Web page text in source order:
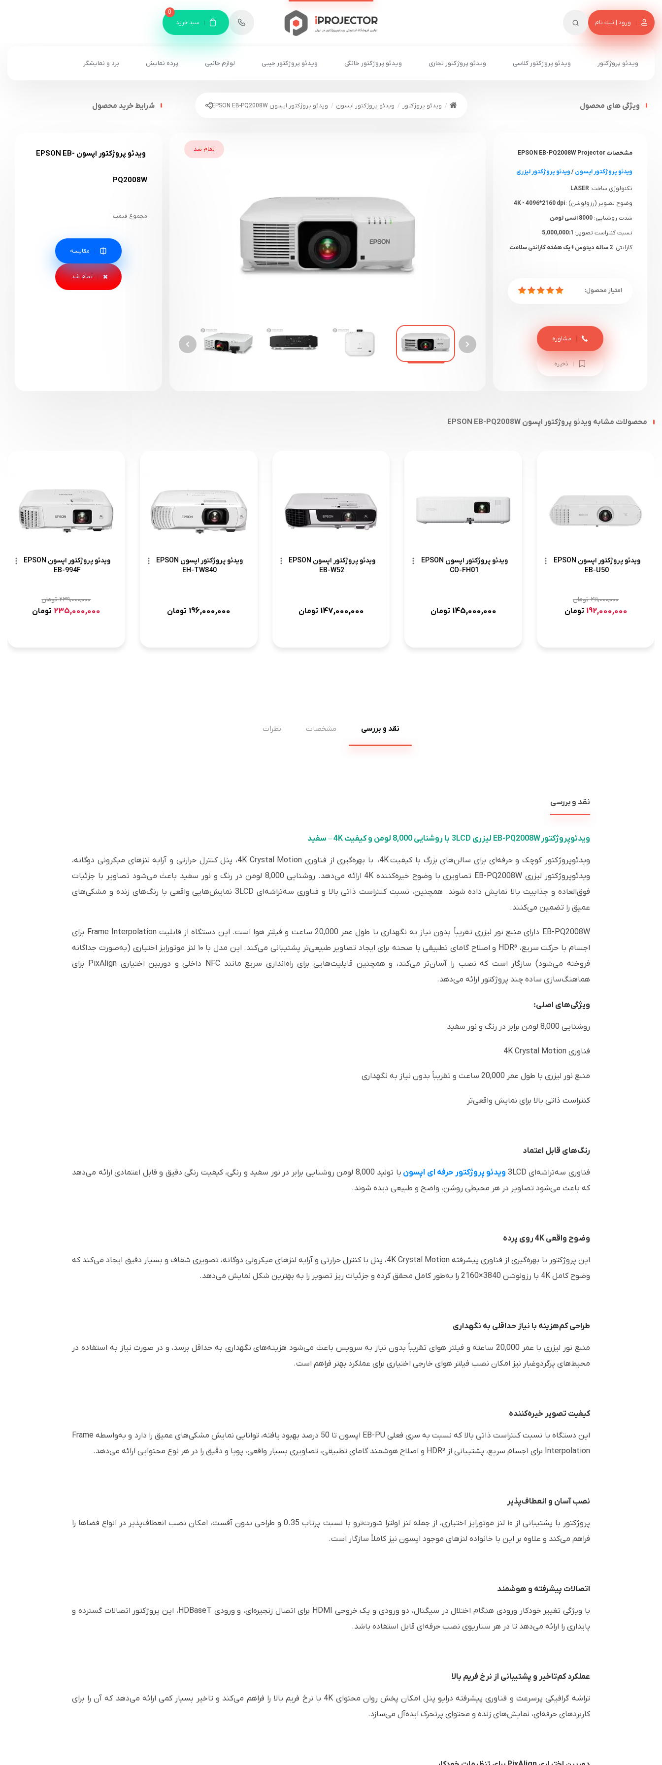
ورود | ثبت نام
8
سبد خرید
0
ویدئو پروژکتور ویدئو پروژکتور کلاسی ویدئو پروژکتور تجاری ویدئو پروژکتور خانگی ویدئو پروژکتور جیبی لوازم جانبی پرده نمایش برد و نمایشگر
ویدئو پروژکتور ویدئو پروژکتور اپسون ویدئو پروژکتور اپسون EPSON EB-PQ2008W
تمام شد
شرایط خرید محصول
ویدئو پروژکتور اپسون EPSON EB-
PQ2008W
مجموع قیمت
مقایسه
ویژگی های محصول
مشخصات EPSON EB-PQ2008W Projector
ویدئو پروژکتور اپسون/ویدئو پروژکتور لیزری
تکنولوژی ساخت: LASER
وضوح تصویر (رزولوشن) :
شدت روشنایی: 8000 انسی لومن
نسبت کنتراست تصویر:
گارانتی:
ذخیره
مشاوره
محصولات مشابه ویدئو پروژکتور اپسون EPSON EB-PQ2008W
ویدئو پروژکتور اپسون EPSON
EB-U50
211,000,000تومان
192,000,000 تومان
ویدئو پروژکتور اپسون EPSON
CO-FH01
145,000,000 تومان
ویدئو پروژکتور اپسون EPSON
EB-W52
147,000,000 تومان
ویدئو پروژکتور اپسون EPSON
EH-TW840
196,000,000 تومان
ویدئو پروژکتور اپسون EPSON
EB-994F
239,000,000تومان
235,000,000 تومان
نقد و بررسی مشخصات نظرات
نقد و بررسی
ویدئوپروژکتور EB-PQ2008W لیزری 3LCD با روشنایی 8,000 لومن و کیفیت 4K – سفید
ویدئوپروژکتور کوچک و حرفه‌ای برای سالن‌های بزرگ با کیفیت4K،
با بهره‌گیری از فناوری 4K Crystal Motion، پنل کنترل حرارتی و آرایه لنزهای میکرونی دوگانه،
ویدئوپروژکتور لیزری EB-PQ2008W تصاویری با وضوح خیره‌کننده 4K ارائه می‌دهد. روشنایی 8,000 لومن در رنگ و نور سفید باعث می‌شود تصاویر با جزئیات
فوق‌العاده و جذابیت بالا نمایش داده شوند. همچنین، نسبت کنتراست ذاتی بالا و فناوری سه‌تراشه‌ای 3LCD نمایش‌هایی واقعی با رنگ‌های زنده و مشکی‌های
عمیق را تضمین می‌کنند.
EB-PQ2008W دارای منبع نور لیزری تقریباً بدون نیاز به نگهداری با طول عمر 20,000 ساعت و فیلتر هوا است. این دستگاه از قابلیت Frame Interpolation برای
اجسام با حرکت سریع، HDR³ و اصلاح گامای تطبیقی با صحنه برای ایجاد تصاویر طبیعی‌تر پشتیبانی می‌کند. این مدل با ۱۰ لنز موتورایز اختیاری (به‌صورت جداگانه
فروخته می‌شود) سازگار است که نصب را آسان‌تر می‌کند، و همچنین قابلیت‌هایی برای راه‌اندازی سریع مانند NFC داخلی و دوربین اختیاری PixAlign برای
هماهنگ‌سازی ساده چند پروژکتور ارائه می‌دهد.
ویژگی‌های اصلی:
روشنایی 8,000 لومن برابر در رنگ و نور سفید
فناوری 4K Crystal Motion
منبع نور لیزری با طول عمر 20,000 ساعت و تقریباً بدون نیاز به نگهداری
کنتراست ذاتی بالا برای نمایش واقعی‌تر
رنگ‌های قابل اعتماد
فناوری سه‌تراشه‌ای 3LCD ویدئو پروژکتور حرفه ای اپسون
با تولید 8,000 لومن روشنایی برابر در نور سفید و رنگی، کیفیت رنگی دقیق و قابل اعتمادی ارائه می‌دهد
که باعث می‌شود تصاویر در هر محیطی روشن، واضح و طبیعی دیده شوند.
وضوح واقعی 4K روی پرده
این پروژکتور با بهره‌گیری از فناوری پیشرفته 4K Crystal Motion، پنل با کنترل حرارتی و آرایه لنزهای میکرونی دوگانه، تصویری شفاف و بسیار دقیق ایجاد می‌کند که
وضوح کامل 4K با رزولوشن 3840×2160 را به‌طور کامل محقق کرده و جزئیات ریز تصویر را به بهترین شکل نمایش می‌دهد.
طراحی کم‌هزینه با نیاز حداقلی به نگهداری
منبع نور لیزری با عمر 20,000 ساعته و فیلتر هوای تقریباً بدون نیاز به سرویس باعث می‌شود هزینه‌های نگهداری به حداقل برسد، و در صورت نیاز به استفاده در
محیط‌های پرگردوغبار نیز امکان نصب فیلتر هوای خارجی اختیاری برای عملکرد بهتر فراهم است.
کیفیت تصویر خیره‌کننده
این دستگاه با نسبت کنتراست ذاتی بالا که نسبت به سری فعلی EB-PU اپسون تا 50 درصد بهبود یافته، توانایی نمایش مشکی‌های عمیق را دارد و به‌واسطه Frame
Interpolation برای اجسام سریع، پشتیبانی از HDR³ و اصلاح هوشمند گامای تطبیقی، تصاویری بسیار واقعی، پویا و دقیق را در هر نوع محتوایی ارائه می‌دهد.
نصب آسان و انعطاف‌پذیر
پروژکتور با پشتیبانی از ۱۰ لنز موتورایز اختیاری، از جمله لنز اولترا شورت‌ترو با نسبت پرتاب 0.35 و طراحی بدون آفست، امکان نصب انعطاف‌پذیر در انواع فضاها را
فراهم می‌کند و علاوه بر این با خانواده لنزهای موجود اپسون نیز کاملاً سازگار است.
اتصالات پیشرفته و هوشمند
با ویژگی تغییر خودکار ورودی هنگام اختلال در سیگنال، دو ورودی و یک خروجی HDMI برای اتصال زنجیره‌ای، و ورودی HDBaseT، این پروژکتور اتصالات گسترده و
پایداری را ارائه می‌دهد تا در هر سناریوی نصب حرفه‌ای قابل استفاده باشد.
عملکرد کم‌تاخیر و پشتیبانی از نرخ فریم بالا
تراشه گرافیکی پرسرعت و فناوری پیشرفته درایو پنل امکان پخش روان محتوای 4K با نرخ فریم بالا را فراهم می‌کند و تاخیر بسیار کمی ارائه می‌دهد که آن را برای
کاربردهای حرفه‌ای، نمایش‌های زنده و محتوای پرتحرک ایده‌آل می‌سازد.